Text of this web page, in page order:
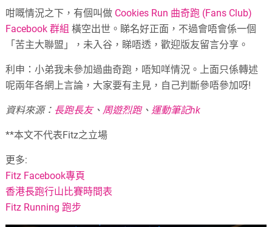
咁嘅情況之下，有個叫做 Cookies Run 曲奇跑 (Fans Club)
Facebook 群組 橫空出世。睇名好正面，不過會唔會係一個
「苦主大聯盟」，未入谷，睇唔透，歡迎版友留言分享。
利申：小弟我未參加過曲奇跑，唔知咩情況。上面只係轉述
呢兩年各網上言論，大家要有主見，自己判斷參唔參加呀!
資料來源： 長跑長友、 周遊烈跑、 運動筆記hk
**本文不代表Fitz之立場
更多:
Fitz Facebook專頁
香港長跑行山比賽時間表
Fitz Running 跑步